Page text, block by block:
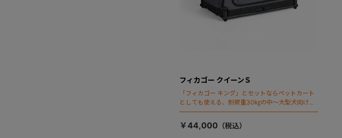
フィカゴー クイーンＳ
「フィカゴー キング」とセットならペットカート
としても使える、耐荷重30㎏の中～大型犬向けケ
ージが登場！
￥44,000